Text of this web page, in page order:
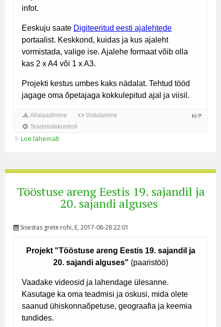
Loe lähemalt
Tööstuse areng Eestis 19. sajandil ja
20. sajandi alguses
Sisestas grete.rohi, E, 2017-08-28 22:01